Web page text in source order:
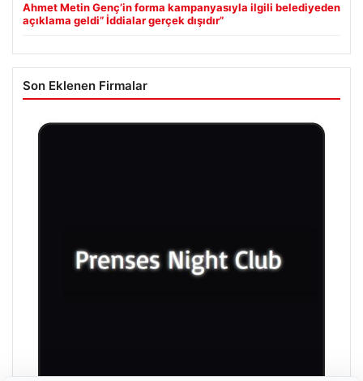
Ahmet Metin Genç’in forma kampanyasıyla ilgili belediyeden
açıklama geldi” İddialar gerçek dışıdır”
Son Eklenen Firmalar